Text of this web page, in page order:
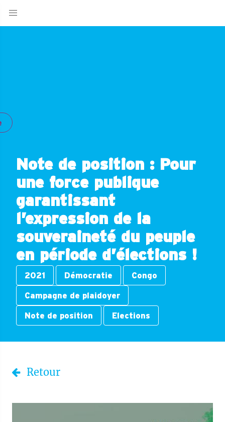
Note de position : Pour
une force publique
garantissant
l’expression de la
souveraineté du peuple
en période d’élections !
2021 Démocratie Congo
Campagne de plaidoyer
Note de position Elections
Retour